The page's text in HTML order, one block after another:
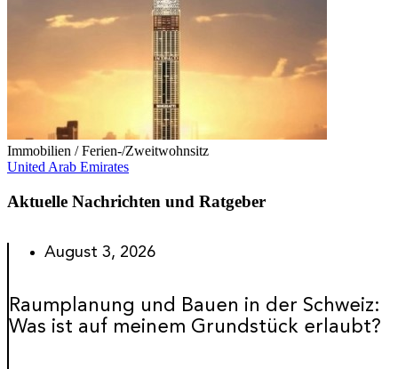
Immobilien / Ferien-/Zweitwohnsitz
United Arab Emirates
Aktuelle Nachrichten und Ratgeber
August 3, 2026
Raumplanung und Bauen in der Schweiz:
Was ist auf meinem Grundstück erlaubt?